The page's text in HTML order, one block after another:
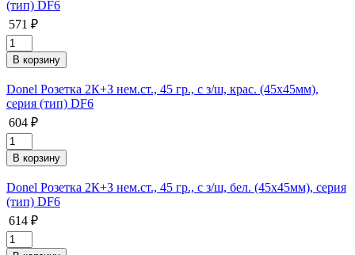
(тип) DF6
571 ₽
Donel Розетка 2К+З нем.ст., 45 гр., с з/ш, крас. (45х45мм),
серия (тип) DF6
604 ₽
Donel Розетка 2К+З нем.ст., 45 гр., с з/ш, бел. (45х45мм), серия
(тип) DF6
614 ₽